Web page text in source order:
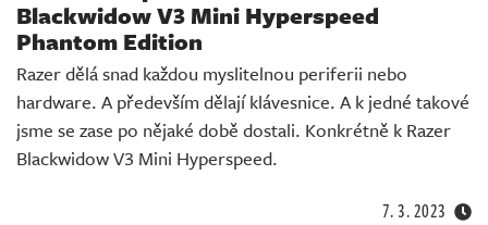
Blackwidow V3 Mini Hyperspeed
Phantom Edition
Razer dělá snad každou myslitelnou periferii nebo
hardware. A především dělají klávesnice. A k jedné takové
jsme se zase po nějaké době dostali. Konkrétně k Razer
Blackwidow V3 Mini Hyperspeed.
7. 3. 2023